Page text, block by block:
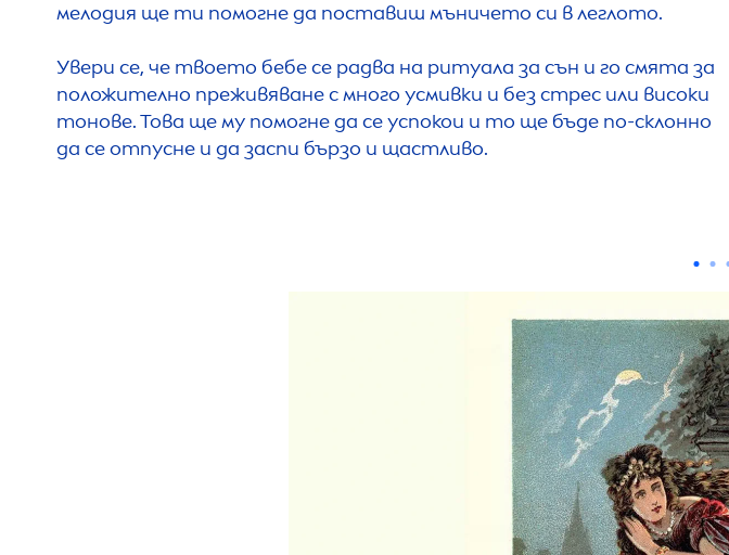
мелодия ще ти помогне да поставиш мъничето си в леглото.
Увери се, че твоето бебе се радва на ритуала за сън и го смята за
положително преживяване с много усмивки и без стрес или високи
тонове. Това ще му помогне да се успокои и то ще бъде по-склонно
да се отпусне и да заспи бързо и щастливо.